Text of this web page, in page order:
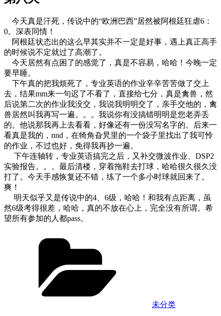
今天真是汗死，传说中的“欧洲巴西”居然被阿根廷狂虐6：
0。深表同情！
阿根廷状态出的这么早其实并不一定是好事，遇上真正高手
的时候说不定就过了高潮了。
今天居然有点困了的感觉了，真是不容易，哈哈！今晚一定
要早睡。
下午真的把我烦死了，专业英语的作业辛辛苦苦做了交上
去，结果mm来一句迟了不看了，直接给七分，真是禽兽，然
后说第二次的作业我没交，我说我明明交了，亲手交他的，禽
兽居然叫我再写一遍。。。我说你有没搞错明明是您老弄丢
的。他说那我再上去看看，好像还有一份没写名字的。后来一
看真是我的，nnd，在犄角旮旯里的一个袋子里找出了我可怜
的作业，不过也好，免得我再抄一遍。
下午连轴转，专业英语搞完之后，又补交微波作业、DSP2
实验报告。。。最后清楼，穿着拖鞋去打球，哈哈很久很久没
打了。今天手感恢复还不错，练了一个多小时球就回来了。
爽！
明天似乎又是传说中的4、6级，哈哈！和我有点距离，虽
然6级考得很差，哈哈，真的不放在心上，完全没有所谓。希
望所有参加的人都pass。
未分类